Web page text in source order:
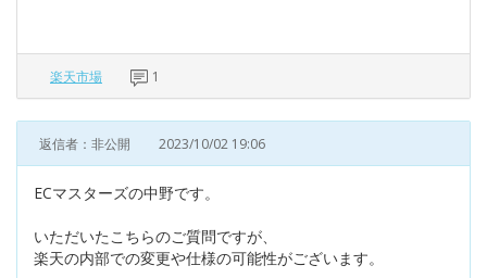
楽天市場 1
返信者：非公開 2023/10/02 19:06
ECマスターズの中野です。
いただいたこちらのご質問ですが、
楽天の内部での変更や仕様の可能性がございます。